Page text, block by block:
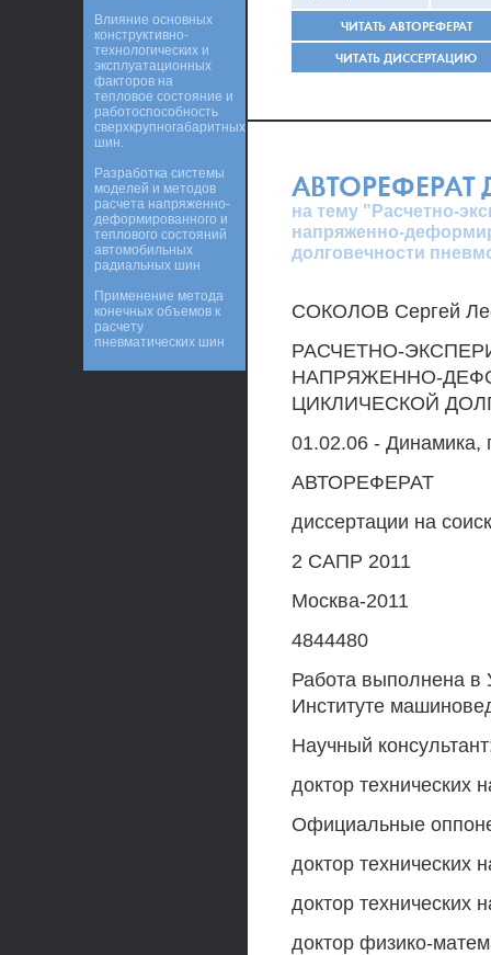
ЧИТАТЬ АВТОРЕФЕРАТ
ЧИТАТЬ ДИССЕРТАЦИЮ
АВТОРЕФЕРАТ
на тему "Расчетно-
напряженно-
долговечности
СОКОЛОВ Сергей
РАСЧЕТНО-
НАПРЯЖЕННО-
ЦИКЛИЧЕСКОЙ
01.02.06 - Динамика,
АВТОРЕФЕРАТ
диссертации на
2 САПР 2011
Москва-2011
4844480
Работа выполнена в
Институте
Научный
доктор технических
Официальные
доктор технических
доктор технических
доктор физико-
Влияние основных
конструктивно-
технологических и
эксплуатационных
факторов на
тепловое состояние и
работоспособность
сверхкрупногабаритных
шин.
Разработка системы
моделей и методов
расчета напряженно-
деформированного и
теплового состояний
автомобильных
радиальных шин
Применение метода
конечных объемов к
расчету
пневматических шин